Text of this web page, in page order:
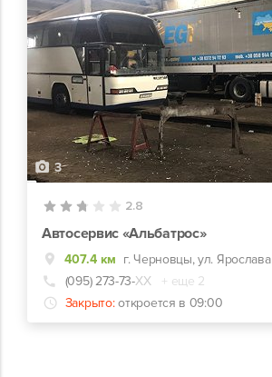
3
2.8
Автосервис «Альбатрос»
407.4 км г. Черновцы, ул.
(095) 273-73-ХХ
+ еще 2
Закрыто: откроется в 09:00